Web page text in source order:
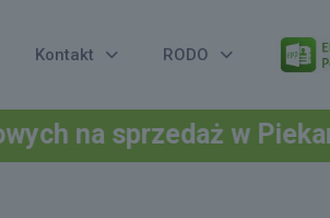
Kontakt RODO
w Piekarach Śląskich